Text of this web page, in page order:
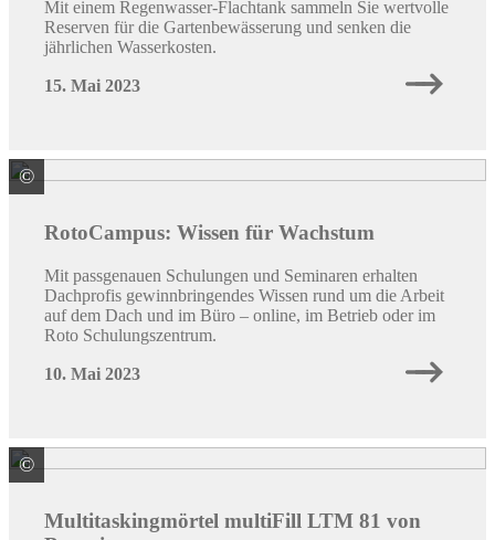
Mit einem Regenwasser-Flachtank sammeln Sie wertvolle
Reserven für die Gartenbewässerung und senken die
jährlichen Wasserkosten.
15. Mai 2023
© Roto Frank DST Vertriebs-GmbH
RotoCampus: Wissen für Wachstum
Mit passgenauen Schulungen und Seminaren erhalten
Dachprofis gewinnbringendes Wissen rund um die Arbeit
auf dem Dach und im Büro – online, im Betrieb oder im
Roto Schulungszentrum.
10. Mai 2023
© Baumit GmbH
Multitaskingmörtel multiFill LTM 81 von